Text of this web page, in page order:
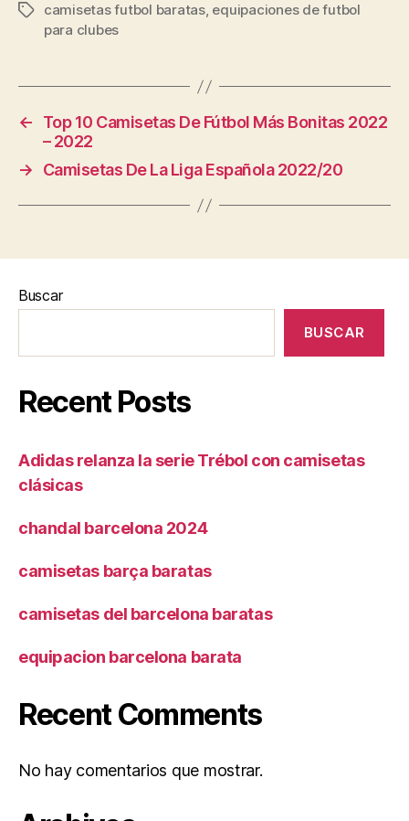
Etiquetas
camisetas futbol baratas, equipaciones de futbol
para clubes
←
Top 10 Camisetas De Fútbol Más Bonitas 2022
– 2022
→
Camisetas De La Liga Española 2022/20
Buscar
BUSCAR
Recent Posts
Adidas relanza la serie Trébol con camisetas
clásicas
chandal barcelona 2024
camisetas barça baratas
camisetas del barcelona baratas
equipacion barcelona barata
Recent Comments
No hay comentarios que mostrar.